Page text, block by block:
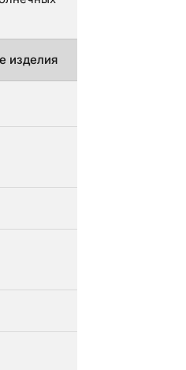
изделия